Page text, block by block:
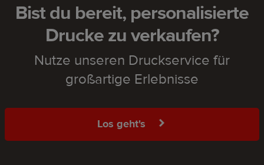
Bist du bereit, personalisierte
Drucke zu verkaufen?
Nutze unseren Druckservice für
großartige Erlebnisse
Los geht's